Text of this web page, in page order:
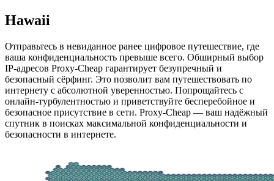
Hawaii
Отправьтесь в невиданное ранее цифровое путешествие, где
ваша конфиденциальность превыше всего. Обширный выбор
IP-адресов Proxy-Cheap гарантирует безупречный и
безопасный сёрфинг. Это позволит вам путешествовать по
интернету с абсолютной уверенностью. Попрощайтесь с
онлайн-турбулентностью и приветствуйте бесперебойное и
безопасное присутствие в сети. Proxy-Cheap — ваш надёжный
спутник в поисках максимальной конфиденциальности и
безопасности в интернете.